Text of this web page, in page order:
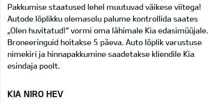
Pakkumise staatused lehel muutuvad väikese viitega!
Autode lõplikku olemasolu palume kontrollida saates
„Olen huvitatud!“ vormi oma lähimale Kia edasimüüjale.
Broneeringuid hoitakse 5 päeva. Auto lõplik varustuse
nimekiri ja hinnapakkumine saadetakse kliendile Kia
esindaja poolt.
KIA NIRO HEV